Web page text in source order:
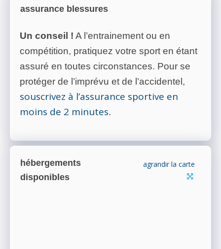
assurance blessures
Un conseil ! A l’entrainement ou en
compétition, pratiquez votre sport en étant
assuré en toutes circonstances. Pour se
protéger de l’imprévu et de l’accidentel,
souscrivez à l’assurance sportive en
moins de 2 minutes.
hébergements
disponibles
agrandir la carte